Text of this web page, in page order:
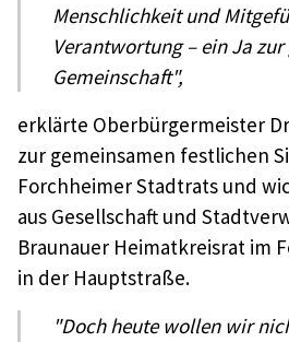
Menschlichkeit und
Verantwortung – ein Ja
Gemeinschaft",
erklärte Oberbürgermeister
zur gemeinsamen festlichen
Forchheimer Stadtrats und
aus Gesellschaft und
Braunauer Heimatkreisrat im
in der Hauptstraße.
"Doch heute wollen wir